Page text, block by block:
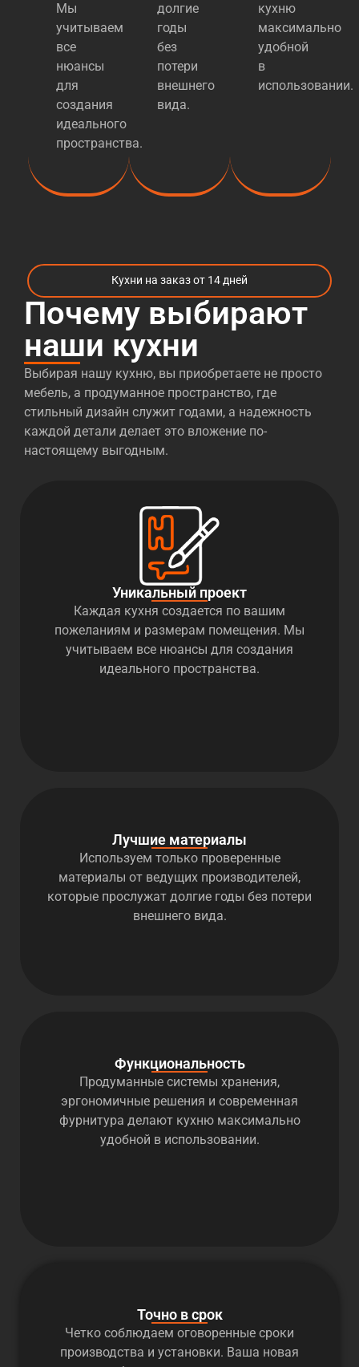
Мы
учитываем
все
нюансы
для
создания
идеального
пространства.
долгие
годы
без
потери
внешнего
вида.
кухню
максимально
удобной
в
использовании.
Кухни на заказ от 14 дней
Почему выбирают
наши кухни
Выбирая нашу кухню, вы приобретаете не просто
мебель, а продуманное пространство, где
стильный дизайн служит годами, а надежность
каждой детали делает это вложение по-
настоящему выгодным.
Уникальный проект
Каждая кухня создается по вашим
пожеланиям и размерам помещения. Мы
учитываем все нюансы для создания
идеального пространства.
Лучшие материалы
Используем только проверенные
материалы от ведущих производителей,
которые прослужат долгие годы без потери
внешнего вида.
Функциональность
Продуманные системы хранения,
эргономичные решения и современная
фурнитура делают кухню максимально
удобной в использовании.
Точно в срок
Четко соблюдаем оговоренные сроки
производства и установки. Ваша новая